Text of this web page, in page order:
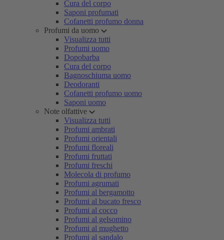
Cura del corpo
Saponi profumati
Cofanetti profumo donna
Profumi da uomo
Visualizza tutti
Profumi uomo
Dopobarba
Cura del corpo
Bagnoschiuma uomo
Deodoranti
Cofanetti profumo uomo
Saponi uomo
Note olfattive
Visualizza tutti
Profumi ambrati
Profumi orientali
Profumi floreali
Profumi fruttati
Profumi freschi
Molecola di profumo
Profumi agrumati
Profumi al bergamotto
Profumi al bucato fresco
Profumi al cocco
Profumi al gelsomino
Profumi al mughetto
Profumi al sandalo